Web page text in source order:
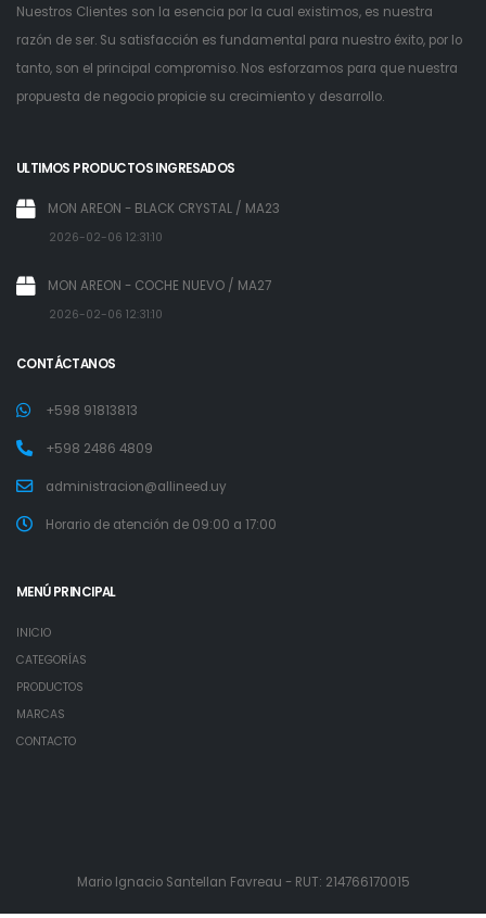
Nuestros Clientes son la esencia por la cual existimos, es nuestra
razón de ser. Su satisfacción es fundamental para nuestro éxito, por lo
tanto, son el principal compromiso. Nos esforzamos para que nuestra
propuesta de negocio propicie su crecimiento y desarrollo.
ULTIMOS PRODUCTOS INGRESADOS
MON AREON - BLACK CRYSTAL / MA23
2026-02-06 12:31:10
MON AREON - COCHE NUEVO / MA27
2026-02-06 12:31:10
CONTÁCTANOS
+598 91813813
+598 2486 4809
administracion@allineed.uy
Horario de atención de 09:00 a 17:00
MENÚ PRINCIPAL
INICIO
CATEGORÍAS
PRODUCTOS
MARCAS
CONTACTO
Mario Ignacio Santellan Favreau - RUT: 214766170015